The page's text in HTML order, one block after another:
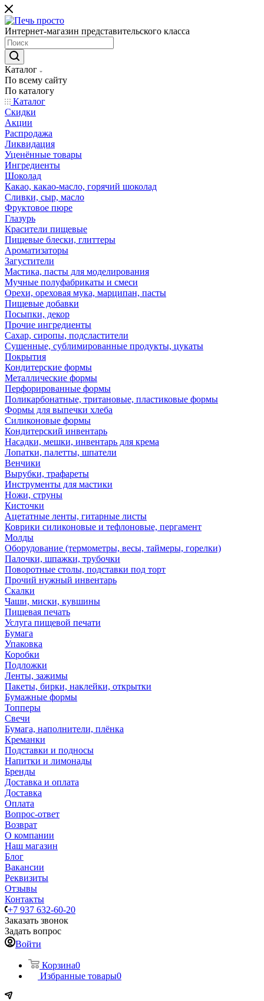
Интернет-магазин представительского класса
Каталог
По всему сайту
По каталогу
Каталог
Скидки
Акции
Распродажа
Ликвидация
Уценённые товары
Ингредиенты
Шоколад
Какао, какао-масло, горячий шоколад
Сливки, сыр, масло
Фруктовое пюре
Глазурь
Красители пищевые
Пищевые блески, глиттеры
Ароматизаторы
Загустители
Мастика, пасты для моделирования
Мучные полуфабрикаты и смеси
Орехи, ореховая мука, марципан, пасты
Пищевые добавки
Посыпки, декор
Прочие ингредиенты
Сахар, сиропы, подсластители
Сушенные, сублимированные продукты, цукаты
Покрытия
Кондитерские формы
Металлические формы
Перфорированные формы
Поликарбонатные, тритановые, пластиковые формы
Формы для выпечки хлеба
Силиконовые формы
Кондитерский инвентарь
Насадки, мешки, инвентарь для крема
Лопатки, палетты, шпатели
Венчики
Вырубки, трафареты
Инструменты для мастики
Ножи, струны
Кисточки
Ацетатные ленты, гитарные листы
Коврики силиконовые и тефлоновые, пергамент
Молды
Оборудование (термометры, весы, таймеры, горелки)
Палочки, шпажки, трубочки
Поворотные столы, подставки под торт
Прочий нужный инвентарь
Скалки
Чаши, миски, кувшины
Пищевая печать
Услуга пищевой печати
Бумага
Упаковка
Коробки
Подложки
Ленты, зажимы
Пакеты, бирки, наклейки, открытки
Бумажные формы
Топперы
Свечи
Бумага, наполнители, плёнка
Креманки
Подставки и подносы
Напитки и лимонады
Бренды
Доставка и оплата
Доставка
Оплата
Вопрос-ответ
Возврат
О компании
Наш магазин
Блог
Вакансии
Реквизиты
Отзывы
Контакты
+7 937 632-60-20
Заказать звонок
Задать вопрос
Войти
Корзина0
Избранные товары0